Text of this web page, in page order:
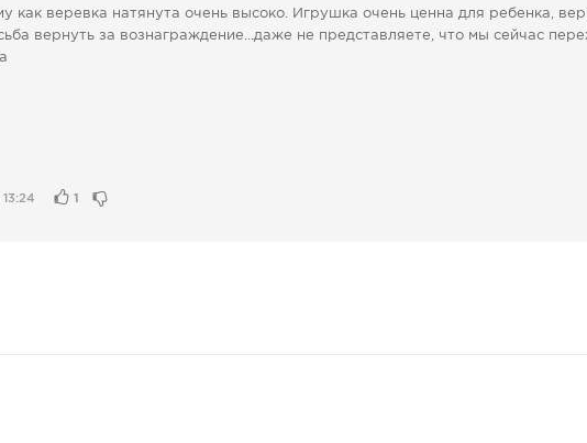
как веревка натянута очень высоко. Игрушка очень ценна для ребенка,
вернуть за вознаграждение...даже не представляете, что мы сейчас
1